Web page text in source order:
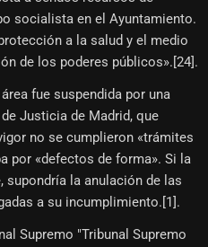
socialista en el Ayuntamiento.
a la salud y el medio
de los poderes públicos».[24]​.
fue suspendida por una
Justicia de Madrid, que
no se cumplieron «trámites
por «defectos de forma». Si la
supondría la anulación de las
a su incumplimiento.[1]​.
Supremo "Tribunal Supremo